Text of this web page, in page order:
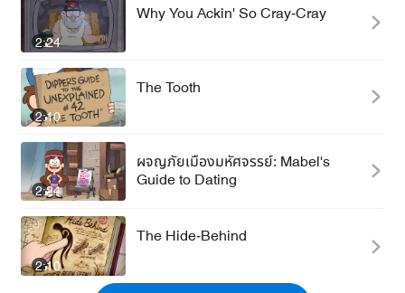
2:24
Why You Ackin' So Cray-Cray
2:10
The Tooth
2:24
ผจญภัยเมืองมหัศจรรย์: Mabel's
Guide to Dating
2:10
The Hide-Behind